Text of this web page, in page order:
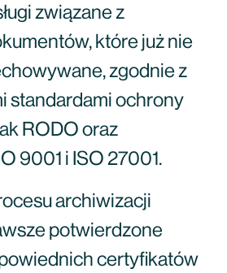
związane z
które już nie
zgodnie z
standardami ochrony
RODO oraz
9001 i ISO 27001.
archiwizacji
potwierdzone
certyfikatów